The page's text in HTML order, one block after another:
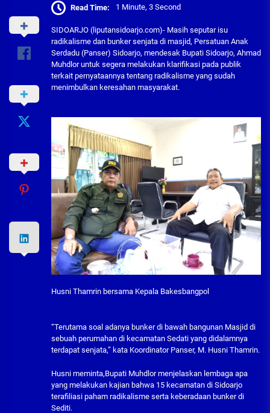
Read Time: 1 Minute, 3 Second
SIDOARJO (liputansidoarjo.com)- Masih seputar isu
radikalisme dan bunker senjata di masjid, Persatuan Anak
Serdadu (Panser) Sidoarjo, mendesak Bupati Sidoarjo, Ahmad
Muhdlor untuk segera melakukan klarifikasi pada publik
terkait pernyataannya tentang radikalisme yang sudah
menimbulkan keresahan masyarakat.
Husni Thamrin bersama Kepala Bakesbangpol
“Terutama soal adanya bunker di bawah bangunan Masjid di
sebuah perumahan di kecamatan Sedati yang didalamnya
terdapat senjata,” kata Koordinator Panser, M. Husni Thamrin.
Husni meminta,Bupati Muhdlor menjelaskan lembaga apa
yang melakukan kajian bahwa 15 kecamatan di Sidoarjo
terafiliasi paham radikalisme serta keberadaan bunker di
Sediti.